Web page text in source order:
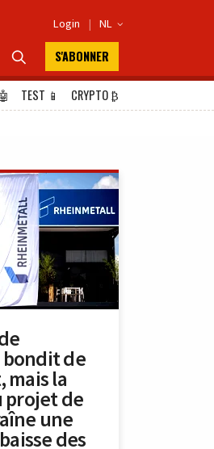
Login | NL 
 S'ABONNER
TEST 📱 CRYPTO₿
de
mais la
projet de
une
des